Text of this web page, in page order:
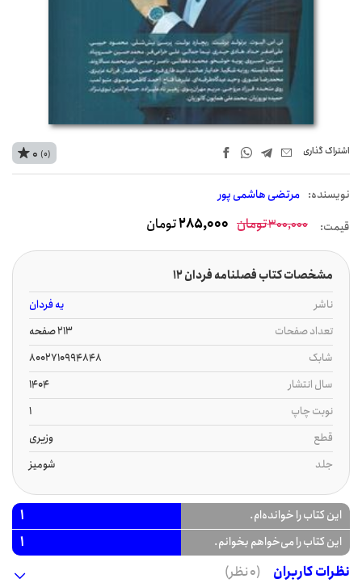
اشتراک‌ گذاری
نويسنده: مرتضی هاشمی پور
0 (0)
قیمت: 300,000تومان 285,000تومان
مشخصات کتاب فصلنامه فردان 12
ناشر
یه فردان
تعداد صفحات
213 صفحه
شابک
8002710994848
سال انتشار
1404
نوبت چاپ
1
قطع
وزیری
جلد
شومیز
این کتاب را خوانده‌ام. 1
این کتاب را می‌خواهم بخوانم.
1
نظرات کاربران
(0 نظر)